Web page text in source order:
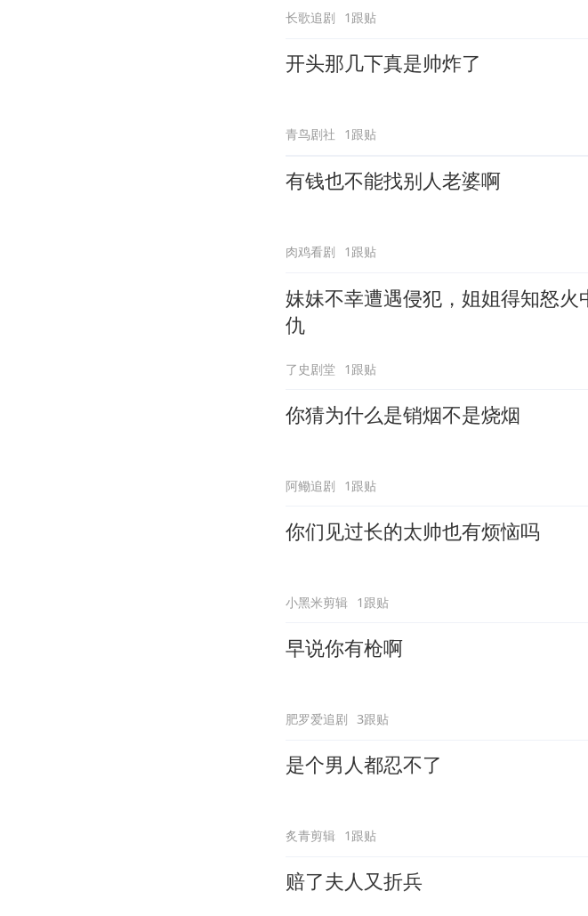
长歌追剧 1跟贴
开头那几下真是帅炸了
青鸟剧社 1跟贴
有钱也不能找别人老婆啊
肉鸡看剧 1跟贴
妹妹不幸遭遇侵犯，姐姐得知怒火
仇
了史剧堂 1跟贴
你猜为什么是销烟不是烧烟
阿鳓追剧 1跟贴
你们见过长的太帅也有烦恼吗
小黑米剪辑 1跟贴
早说你有枪啊
肥罗爱追剧 3跟贴
是个男人都忍不了
炙青剪辑 1跟贴
赔了夫人又折兵